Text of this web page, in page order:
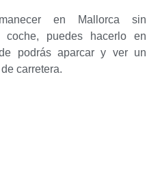
en Mallorca sin
coche, puedes hacerlo en
podrás aparcar y ver un
carretera.